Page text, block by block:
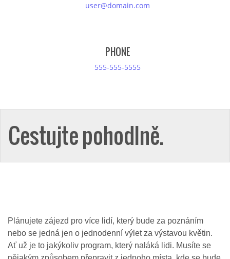
user@domain.com
PHONE
555-555-5555
Cestujte pohodlně.
Plánujete zájezd pro více lidí, který bude za poznáním
nebo se jedná jen o jednodenní výlet za výstavou květin.
Ať už je to jakýkoliv program, který naláká lidi. Musíte se